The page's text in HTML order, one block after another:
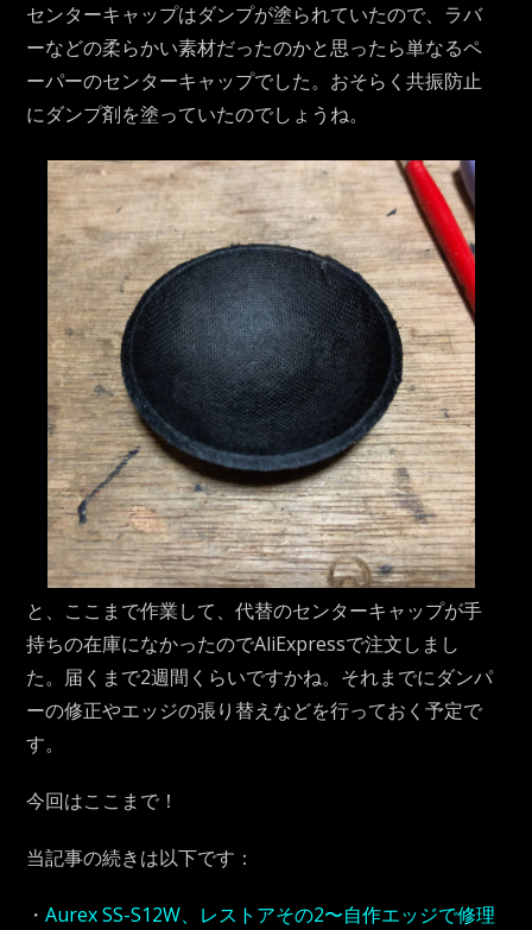
センターキャップはダンプが塗られていたので、ラバ
ーなどの柔らかい素材だったのかと思ったら単なるペ
ーパーのセンターキャップでした。おそらく共振防止
にダンプ剤を塗っていたのでしょうね。
と、ここまで作業して、代替のセンターキャップが手
持ちの在庫になかったのでAliExpressで注文しまし
た。届くまで2週間くらいですかね。それまでにダンパ
ーの修正やエッジの張り替えなどを行っておく予定で
す。
今回はここまで！
当記事の続きは以下です：
・Aurex SS-S12W、レストアその2〜自作エッジで修理